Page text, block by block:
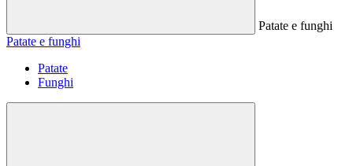
Patate e funghi
Patate e funghi
Patate
Funghi